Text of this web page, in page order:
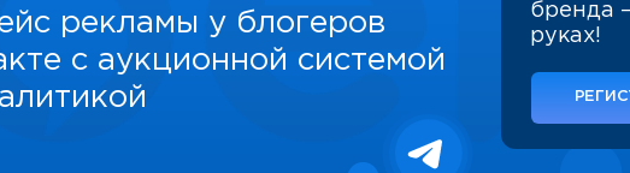
рекламы у блогеров
с аукционной системой
бренда
руках!